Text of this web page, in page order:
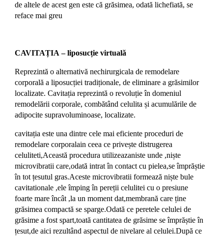
de altele de acest gen este că grăsimea, odată lichefiată, se
reface mai greu
CAVITAȚIA – liposucție virtuală
Reprezintă o alternativă nechirurgicala de remodelare
corporală a liposucției tradiționale, de eliminare a grăsimilor
localizate. Cavitația reprezintă o revoluție în domeniul
remodelării corporale, combătând celulita și acumulările de
adipocite supravoluminoase, localizate.
cavitația este una dintre cele mai eficiente proceduri de
remodelare corporalain ceea ce privește distrugerea
celuliteti,Această procedura utilizeazaniste unde ,niște
microvibratii care,odată intrat în contact cu pielea,se împrăștie
în tot țesutul gras.Aceste microvibratii formează niște bule
cavitationale ,ele împing în pereții celulitei cu o presiune
foarte mare încât ,la un moment dat,membrană care ține
grăsimea compactă se sparge.Odată ce peretele celulei de
grăsime a fost spart,toată cantitatea de grăsime se împrăștie în
țesut,de aici rezultând aspectul de nivelare al celulei.După ce